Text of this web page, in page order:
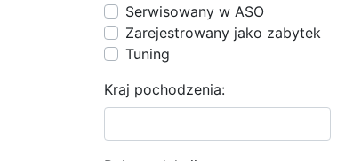
Serwisowany w ASO
Zarejestrowany jako zabytek
Tuning
Kraj pochodzenia: